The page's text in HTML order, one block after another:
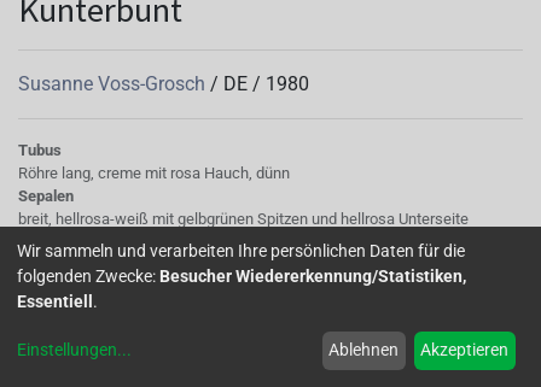
Kunterbunt
Susanne Voss-Grosch / DE / 1980
Tubus
Röhre lang, creme mit rosa Hauch, dünn
Sepalen
breit, hellrosa-weiß mit gelbgrünen Spitzen und hellrosa Unterseite
Korolle/Petalen
hellviolettblau mit rosa Flecken panaschiert
Knospe/Blüte
halbgefüllt
locker aufrechter Wuchs
Wir sammeln und verarbeiten Ihre persönlichen Daten für die
folgenden Zwecke: Besucher Wiedererkennung/Statistiken,
Essentiell .
Einstellungen... Ablehnen Akzeptieren